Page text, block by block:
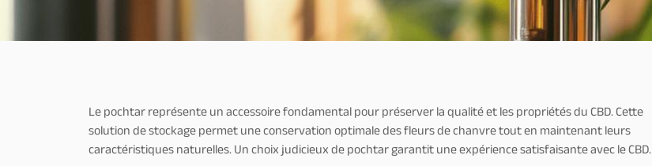
Le pochtar représente un accessoire fondamental pour préserver la qualité et les propriétés du CBD. Cette
solution de stockage permet une conservation optimale des fleurs de chanvre tout en maintenant leurs
caractéristiques naturelles. Un choix judicieux de pochtar garantit une expérience satisfaisante avec le CBD.